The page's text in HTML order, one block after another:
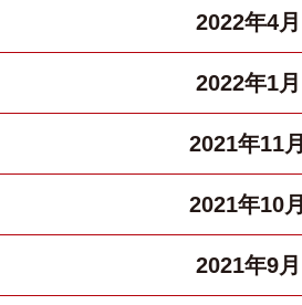
2022年4月
2022年1月
2021年11月
2021年10月
2021年9月